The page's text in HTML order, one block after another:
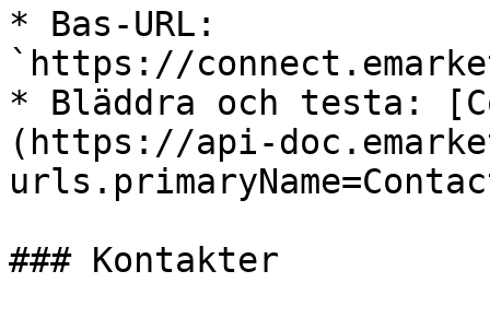
* Bas-URL:
`https://
* Bläddra och testa:
(https://api-
### Kontakter